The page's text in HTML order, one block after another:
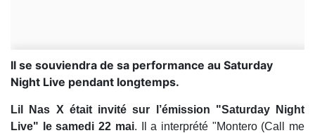
Il se souviendra de sa performance au Saturday
Night Live pendant longtemps.
Lil Nas X était invité sur l’émission "Saturday Night
Live" le samedi 22 mai. Il a interprété "Montero (Call me